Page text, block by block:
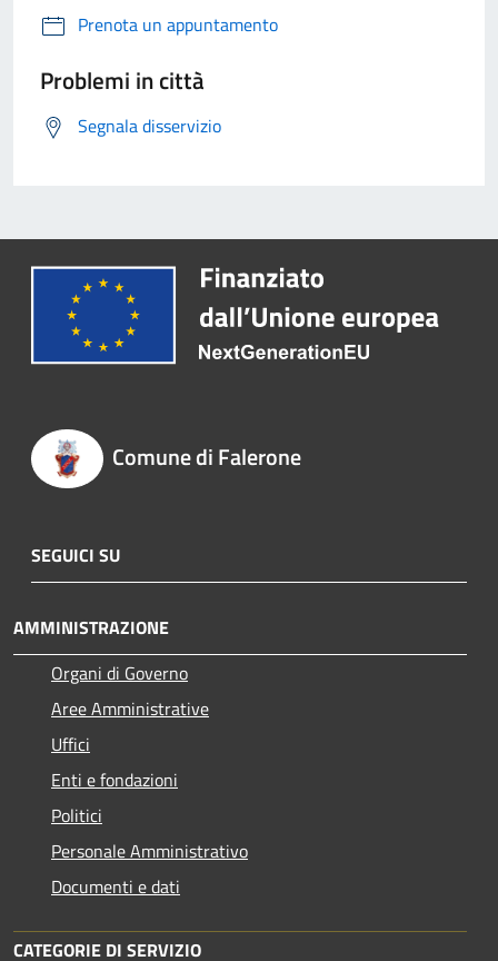
Prenota un appuntamento
Problemi in città
Segnala disservizio
Comune di Falerone
SEGUICI SU
AMMINISTRAZIONE
Organi di Governo
Aree Amministrative
Uffici
Enti e fondazioni
Politici
Personale Amministrativo
Documenti e dati
CATEGORIE DI SERVIZIO